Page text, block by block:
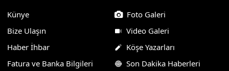
Künye
Bize Ulaşın
Haber İhbar
Fatura ve Banka Bilgileri
Foto Galeri
Video Galeri
Köşe Yazarları
Son Dakika Haberleri